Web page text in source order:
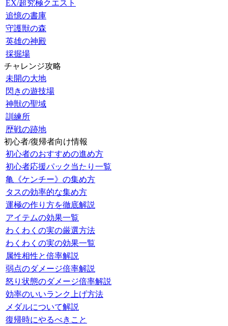
EX/超究極クエスト
追憶の書庫
守護獣の森
英雄の神殿
採掘場
チャレンジ攻略
未開の大地
閃きの遊技場
神獣の聖域
訓練所
歴戦の跡地
初心者/復帰者向け情報
初心者のおすすめの進め方
初心者応援パック当たり一覧
亀《ケンチー》の集め方
タスの効率的な集め方
運極の作り方を徹底解説
アイテムの効果一覧
わくわくの実の厳選方法
わくわくの実の効果一覧
属性相性と倍率解説
弱点のダメージ倍率解説
怒り状態のダメージ倍率解説
効率のいいランク上げ方法
メダルについて解説
復帰時にやるべきこと